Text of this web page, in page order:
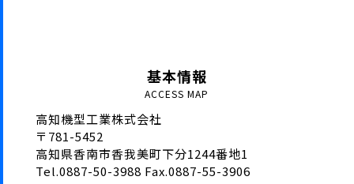
基本情報
ACCESS MAP
⾼知機型⼯業株式会社
〒781-5452
⾼知県⾹南市⾹我美町下分1244番地1
Tel.0887-50-3988 Fax.0887-55-3906